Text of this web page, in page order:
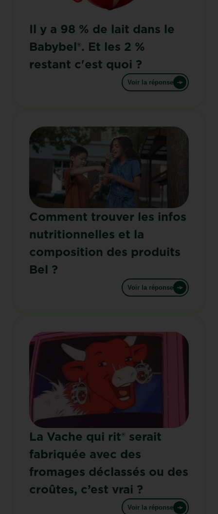
Il y a 98 % de lait dans le
Babybel®. Et les 2 %
restant c'est quoi ?
Voir la réponse
Comment trouver les infos
nutritionnelles et la
composition des produits
Bel ?
Voir la réponse
La Vache qui rit® serait
fabriquée avec des
fromages déclassés ou des
croûtes, c’est vrai ?
Voir la réponse